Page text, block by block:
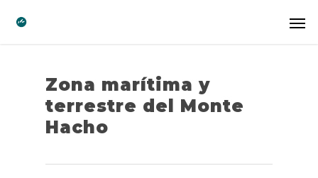
Zona marítima y
terrestre del Monte
Hacho